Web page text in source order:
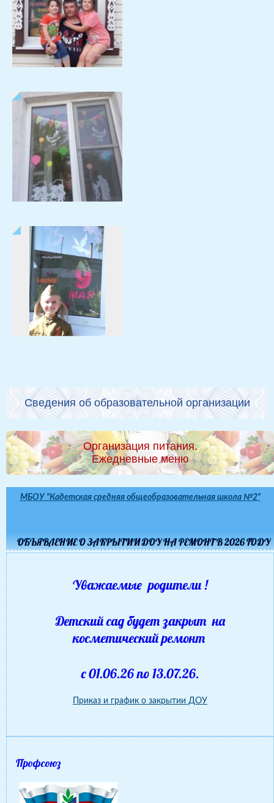
Сведения об образовательной организации
Организация питания.
Ежедневные меню
МБОУ "Кадетская средняя общеобразовательная школа №2"
ОБЪЯВЛЕНИЕ О ЗАКРЫТИИ ДОУ НА РЕМОНТ В 2026 ГОДУ
Уважаемые родители !
Детский сад будет закрыт на
косметический ремонт
с 01.06.26 по 13.07.26.
Приказ и график о закрытии ДОУ
Профсоюз